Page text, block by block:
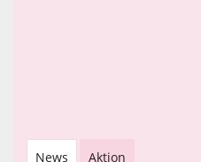
News Aktion